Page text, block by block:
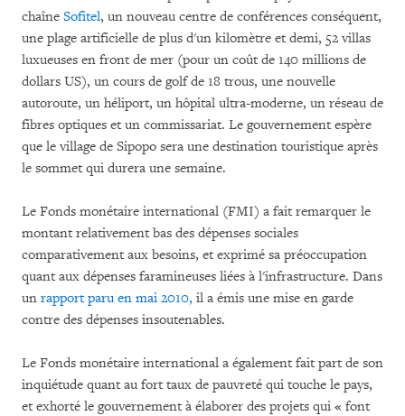
chaîne Sofitel, un nouveau centre de conférences conséquent,
une plage artificielle de plus d'un kilomètre et demi, 52 villas
luxueuses en front de mer (pour un coût de 140 millions de
dollars US), un cours de golf de 18 trous, une nouvelle
autoroute, un héliport, un hôpital ultra-moderne, un réseau de
fibres optiques et un commissariat. Le gouvernement espère
que le village de Sipopo sera une destination touristique après
le sommet qui durera une semaine.
Le Fonds monétaire international (FMI) a fait remarquer le
montant relativement bas des dépenses sociales
comparativement aux besoins, et exprimé sa préoccupation
quant aux dépenses faramineuses liées à l'infrastructure. Dans
un rapport paru en mai 2010, il a émis une mise en garde
contre des dépenses insoutenables.
Le Fonds monétaire international a également fait part de son
inquiétude quant au fort taux de pauvreté qui touche le pays,
et exhorté le gouvernement à élaborer des projets qui « font